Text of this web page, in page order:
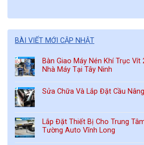
BÀI VIẾT MỚI CẬP NHẬT
Bàn Giao Máy Nén Khí Trục Vít
Nhà Máy Tại Tây Ninh
Sửa Chữa Và Lắp Đặt Cầu
Lắp Đặt Thiết Bị Cho Trung
Tường Auto Vĩnh Long